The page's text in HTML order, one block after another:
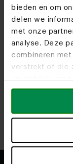
bieden en om
delen we
met onze
analyse. Deze
combineren
verstrekt of die
In onze
designs te
samenstellen
Antwerpen